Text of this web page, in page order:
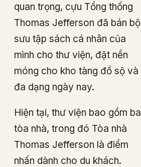
quan trọng, cựu Tổng thống
Thomas Jefferson đã bán bộ
sưu tập sách cá nhân của
mình cho thư viện, đặt nền
móng cho kho tàng đồ sộ và
đa dạng ngày nay.
Hiện tại, thư viện bao gồm ba
tòa nhà, trong đó Tòa nhà
Thomas Jefferson là điểm
nhấn dành cho du khách.